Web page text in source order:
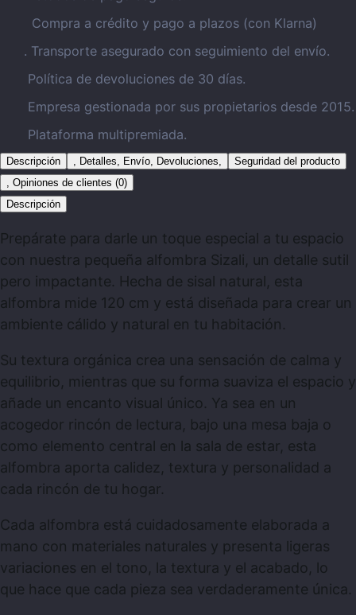
Compra a crédito y pago a plazos (con Klarna)
. Transporte asegurado con seguimiento del envío.
Política de devoluciones de 30 días.
Empresa gestionada por sus propietarios desde 2015.
Plataforma multipremiada.
Descripción , Detalles, Envío, Devoluciones,
Seguridad del producto
, Opiniones de clientes (0)
Descripción
Prepárate para darle un toque especial a tu espacio
con nuestra pequeña alfombra Sizali, un detalle sutil
pero impactante. Hecha de sisal natural, esta
alfombra mide 120 cm y está diseñada para crear un
ambiente cálido y natural en tu habitación.
Su textura orgánica crea una sensación de calma y
equilibrio, mientras que su forma suaviza el espacio y
añade un encanto visual único. Ya sea en un
acogedor rincón de lectura, bajo una mesa baja o
como elemento central en la sala de estar, esta
alfombra aporta calidez, textura y personalidad a
cada rincón de tu hogar.
Cada alfombra está cuidadosamente elaborada a
mano con materiales naturales y presenta ligeras
variaciones en el tono, la textura y el acabado, lo
que hace que cada pieza sea verdaderamente única.